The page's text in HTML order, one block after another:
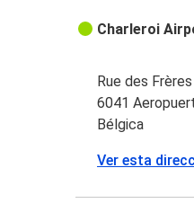
Charleroi
Rue des
6041
Bélgica
Ver esta